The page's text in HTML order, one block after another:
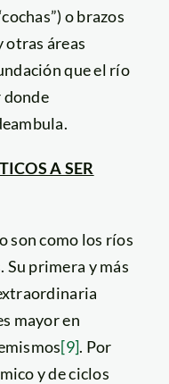
o brazos
otras áreas
que el río
donde
A SER
son como los ríos
primera y más
mayor en
[9]. Por
y de ciclos